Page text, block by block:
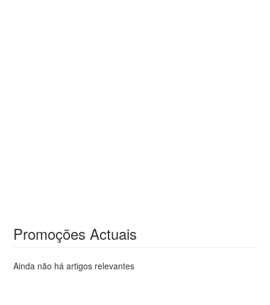
Promoções Actuais
Ainda não há artigos relevantes